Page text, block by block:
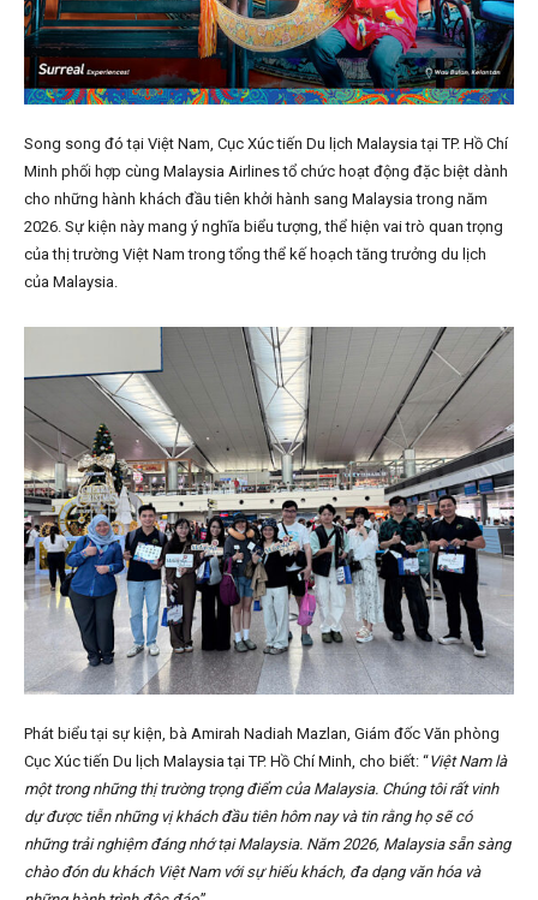
Song song đó tại Việt Nam, Cục Xúc tiến Du lịch Malaysia tại TP. Hồ Chí
Minh phối hợp cùng Malaysia Airlines tổ chức hoạt động đặc biệt dành
cho những hành khách đầu tiên khởi hành sang Malaysia trong năm
2026. Sự kiện này mang ý nghĩa biểu tượng, thể hiện vai trò quan trọng
của thị trường Việt Nam trong tổng thể kế hoạch tăng trưởng du lịch
của Malaysia.
Phát biểu tại sự kiện, bà Amirah Nadiah Mazlan, Giám đốc Văn phòng
Cục Xúc tiến Du lịch Malaysia tại TP. Hồ Chí Minh, cho biết: “Việt Nam là
một trong những thị trường trọng điểm của Malaysia. Chúng tôi rất vinh
dự được tiễn những vị khách đầu tiên hôm nay và tin rằng họ sẽ có
những trải nghiệm đáng nhớ tại Malaysia. Năm 2026, Malaysia sẵn sàng
chào đón du khách Việt Nam với sự hiếu khách, đa dạng văn hóa và